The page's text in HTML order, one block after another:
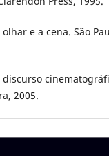
olhar e a cena. São
discurso
2005.